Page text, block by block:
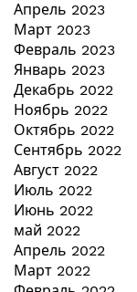
Апрель 2023
Март 2023
Февраль 2023
Январь 2023
Декабрь 2022
Ноябрь 2022
Октябрь 2022
Сентябрь 2022
Август 2022
Июль 2022
Июнь 2022
май 2022
Апрель 2022
Март 2022